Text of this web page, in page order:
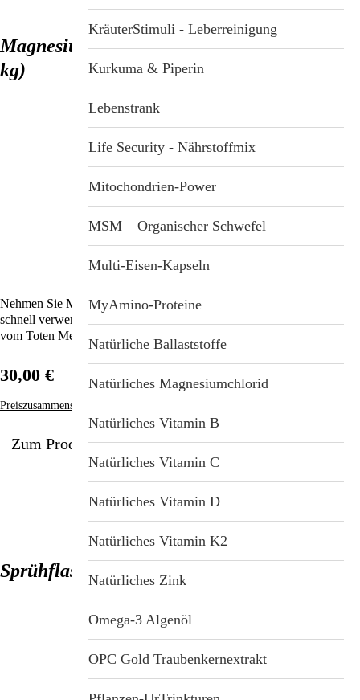
Magnesiumchlorid aus dem Toten Meer (1
kg)
Nehmen Sie Magnesium in einer besonders reinen und vom Körper
schnell verwertbaren Form ein: Als luftgetrocknetes Magnesiumchlorid
vom Toten Meer!
Zum Produkt
30,00 €
Preiszusammensetzung
Sprühflasche für Magnesiumöl
Stichwortverzeichnis
Aktuell
Geschenkideen
Immunsystemstärkung
St. Helia-Produkte
Spezial-Angebote
KräuterStimuli - Leberreinigung
Kurkuma & Piperin
Lebenstrank
Life Security - Nährstoffmix
Mitochondrien-Power
MSM – Organischer Schwefel
Multi-Eisen-Kapseln
MyAmino-Proteine
Natürliche Ballaststoffe
Natürliches Magnesiumchlorid
Natürliches Vitamin B
Natürliches Vitamin C
Natürliches Vitamin D
Natürliches Vitamin K2
Natürliches Zink
Omega-3 Algenöl
OPC Gold Traubenkernextrakt